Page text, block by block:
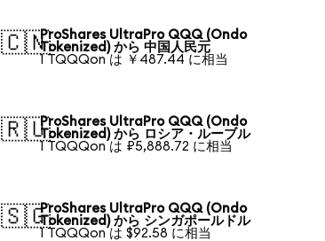
🇨🇳ProShares UltraPro QQQ (Ondo
Tokenized) から 中国人民元
1 TQQQon は ￥487.44 に相当
🇷🇺ProShares UltraPro QQQ (Ondo
Tokenized) から ロシア・ルーブル
1 TQQQon は ₽5,888.72 に相当
🇸🇬ProShares UltraPro QQQ (Ondo
Tokenized) から シンガポールドル
1 TQQQon は $92.58 に相当